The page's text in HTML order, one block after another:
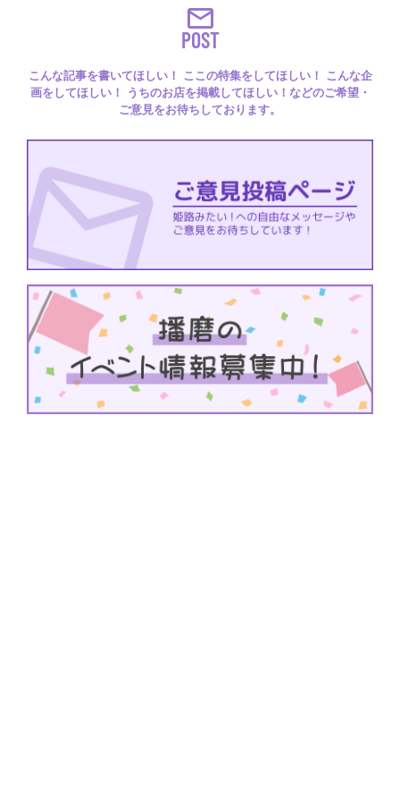
POST
こんな記事を書いてほしい！ ここの特集をしてほしい！ こんな企
画をしてほしい！ うちのお店を掲載してほしい！などのご希望・
ご意見をお待ちしております。